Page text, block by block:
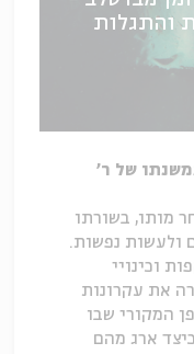
והתגלות
במשנתו של ר'
200 שנים לאחר מותו, בשורתו
ולעשות נפשות.
וכינויי
את עקרונות
המקורי שבו
ארג מהם